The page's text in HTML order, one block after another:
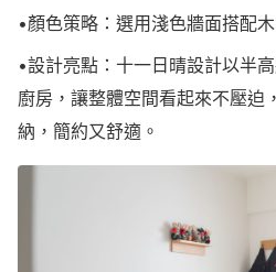
•顏色策略：選用淺色牆面搭配
•設計亮點：十一日晴設計以半
廚房，讓整體空間看起來不壓迫
納，簡約又舒適。